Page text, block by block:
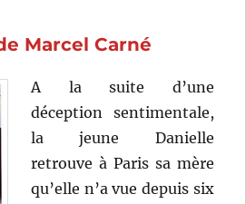
Marcel Carné
A la suite d’une
déception sentimentale,
la jeune Danielle
retrouve à Paris sa mère
qu’elle n’a vue depuis six